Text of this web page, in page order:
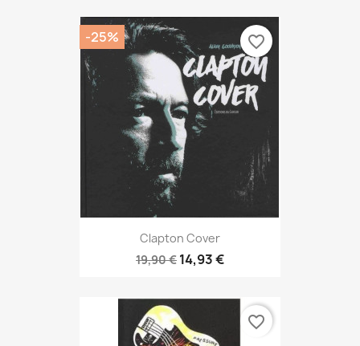
Clapton Cover
19,90 € 14,93 €
-25% favorite_border
favorite_border